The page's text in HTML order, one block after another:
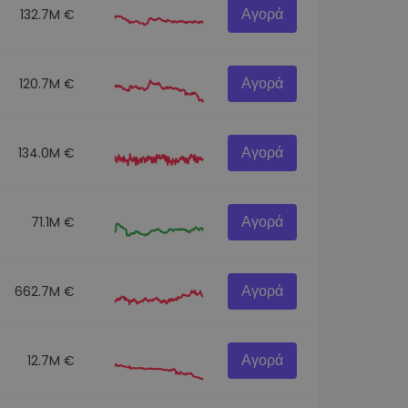
132.7M € Αγορά
120.7M € Αγορά
134.0M € Αγορά
71.1M € Αγορά
662.7M € Αγορά
12.7M € Αγορά